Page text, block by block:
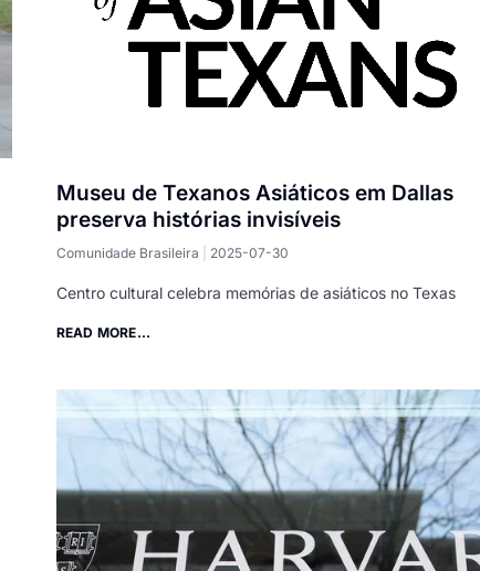
Museu de Texanos Asiáticos em Dallas
preserva histórias invisíveis
Comunidade Brasileira 2025-07-30
Centro cultural celebra memórias de asiáticos no Texas
READ MORE...